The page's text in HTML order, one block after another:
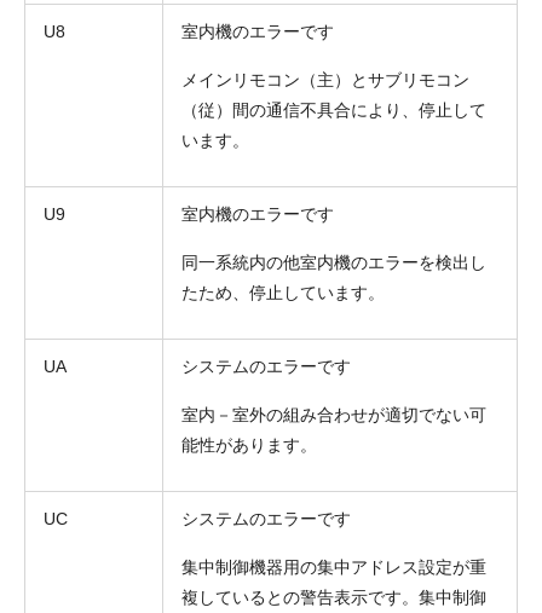
U8 室内機のエラーです
メインリモコン（主）とサブリモコン
（従）間の通信不具合により、停止して
います。
U9 室内機のエラーです
同一系統内の他室内機のエラーを検出し
たため、停止しています。
UA システムのエラーです
室内－室外の組み合わせが適切でない可
能性があります。
UC システムのエラーです
集中制御機器用の集中アドレス設定が重
複しているとの警告表示です。集中制御